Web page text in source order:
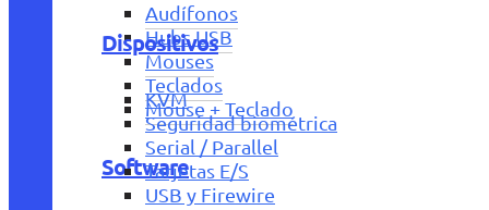
Audífonos
Hubs USB
Mouses
Teclados
Mouse + Teclado
Software
Dispositivos
KVM
Seguridad biométrica
Serial / Parallel
Tarjetas E/S
USB y Firewire